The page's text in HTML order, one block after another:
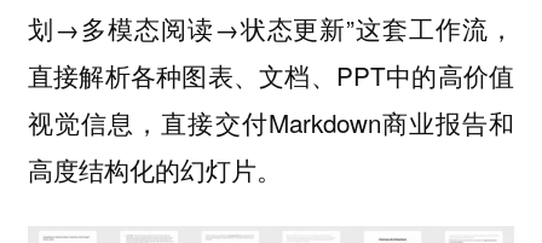
划→多模态阅读→状态更新”这套工作流，
直接解析各种图表、文档、PPT中的高价值
视觉信息，直接交付Markdown商业报告和
高度结构化的幻灯片。